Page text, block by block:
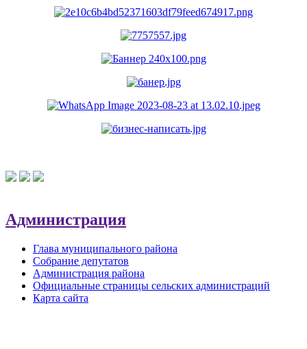
Администрация
Глава муниципального района
Собрание депутатов
Администрация района
Официальные страницы сельских администраций
Карта сайта